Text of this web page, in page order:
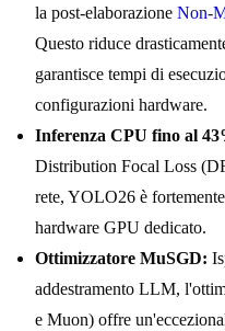
la post-elaborazione Non-
Questo riduce
garantisce tempi di
configurazioni hardware.
Inferenza CPU fino al
Distribution Focal Loss
rete, YOLO26 è
hardware GPU dedicato.
Ottimizzatore MuSGD:
addestramento LLM,
e Muon) offre